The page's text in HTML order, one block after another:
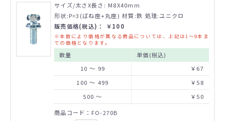
サイズ/太さX長さ: M8X40mm
形状:P=3(ばね座+丸座) 材質:鉄 処理:ユニクロ
販売価格(税込)： ￥100
※本数により価格が異なる商品については、上記は1～9本ま
での価格となります。
数量
単価(税込)
10 ～ 99
￥67
100 ～ 499
￥58
500 ～
￥50
商品コード：FO-270B